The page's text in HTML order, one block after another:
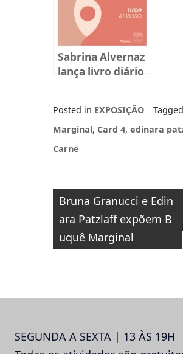
Sabrina Alvernaz
lança livro diário
humana em
Florianópolis
Posted in EXPOSIÇÃO Tagged
Marginal, Card 4, edinara
Carne
Navegação
de
Post
Bruna Granucci e Edin
ara Patzlaff expõem B
uquê Marginal
SEGUNDA A SEXTA | 13 ÀS 19H